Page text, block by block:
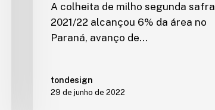
A colheita de milho segunda safra
2021/22 alcançou 6% da área no
Paraná, avanço de…
tondesign
29 de junho de 2022